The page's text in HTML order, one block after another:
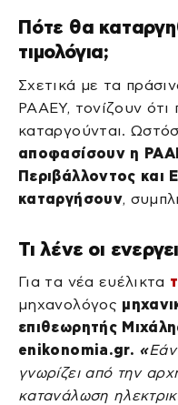
Πότε θα
τιμολόγια;
Σχετικά με τα
ΡΑΑΕΥ, τονίζουν
καταργούνται.
αποφασίσουν η
Περιβάλλοντος και
καταργήσουν,
Τι λένε οι
Για τα νέα ευέλικτα
μηχανολόγος
επιθεωρητής
enikonomia.gr. «Εάν
γνωρίζει από την
κατανάλωση